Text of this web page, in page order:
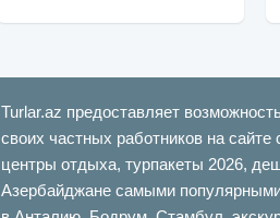
Turlar.az предоставляет
своих частных работников на
центры отдыха, турпакеты 2026,
Азербайджане самыми